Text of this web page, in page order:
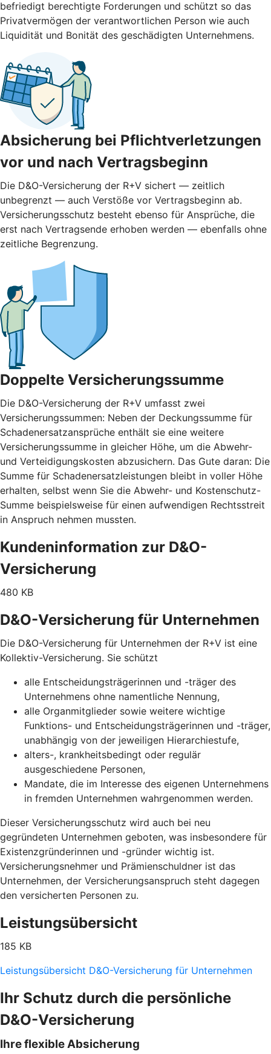
befriedigt berechtigte Forderungen und schützt so das
Privatvermögen der verantwortlichen Person wie auch
Liquidität und Bonität des geschädigten Unternehmens.
Absicherung bei Pflichtverletzungen
vor und nach ­Vertragsbeginn
Die D&O-Versicherung der R+V sichert — zeitlich
unbegrenzt — auch Verstöße vor Vertragsbeginn ab.
Versicherungsschutz besteht ebenso für Ansprüche, die
erst nach Vertragsende erhoben werden — ebenfalls ohne
zeitliche Begrenzung.
Doppelte Versicherungssumme
Die D&O-Versicherung der R+V umfasst zwei
Versicherungssummen: Neben der Deckungssumme für
Schadenersatzansprüche enthält sie eine weitere
Versicherungssumme in gleicher Höhe, um die Abwehr-
und Verteidigungskosten abzusichern. Das Gute daran: Die
Summe für Schadenersatzleistungen bleibt in voller Höhe
erhalten, selbst wenn Sie die Abwehr- und Kostenschutz-
Summe beispielsweise für einen aufwendigen Rechtsstreit
in Anspruch nehmen mussten.
Kundeninformation zur D&O-
Versicherung
480 KB
D&O-Versicherung für Unternehmen
Die D&O-Versicherung für Unternehmen der R+V ist eine
Kollektiv-Versicherung. Sie schützt
alle Entscheidungsträgerinnen und -träger des
Unternehmens ohne namentliche Nennung,
alle Organmitglieder sowie weitere wichtige
Funktions- und Entscheidungsträgerinnen und -träger,
unabhängig von der jeweiligen Hierarchiestufe,
alters-, krankheitsbedingt oder regulär
ausgeschiedene Personen,
Mandate, die im Interesse des eigenen Unternehmens
in fremden Unternehmen wahrgenommen werden.
Dieser Versicherungsschutz wird auch bei neu
gegründeten Unternehmen geboten, was insbesondere für
Existenzgründerinnen und -gründer wichtig ist.
Versicherungsnehmer und Prämienschuldner ist das
Unternehmen, der Versicherungsanspruch steht dagegen
den versicherten Personen zu.
Leistungsübersicht
185 KB
Leistungsübersicht D&O-Versicherung für Unternehmen
Ihr Schutz durch die persönliche
D&O-Versicherung
Ihre flexible Absicherung